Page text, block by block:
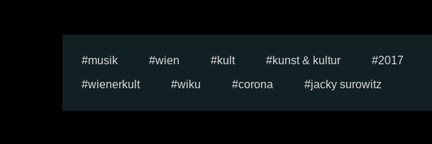
musik wien kult kunst & kultur 2017
wienerkult
wiku corona jacky surowitz